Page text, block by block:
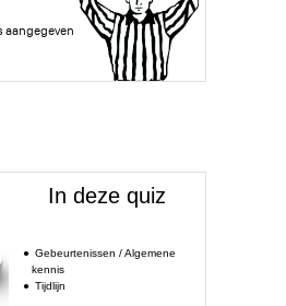
aangegeven
In deze quiz
Gebeurtenissen / Algemene
kennis
Tijdlijn